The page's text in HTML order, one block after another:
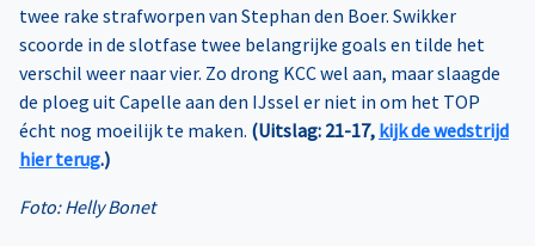
twee rake strafworpen van Stephan den Boer. Swikker
scoorde in de slotfase twee belangrijke goals en tilde het
verschil weer naar vier. Zo drong KCC wel aan, maar slaagde
de ploeg uit Capelle aan den IJssel er niet in om het TOP
écht nog moeilijk te maken. (Uitslag: 21-17, kijk de wedstrijd
hier terug.)
Foto: Helly Bonet